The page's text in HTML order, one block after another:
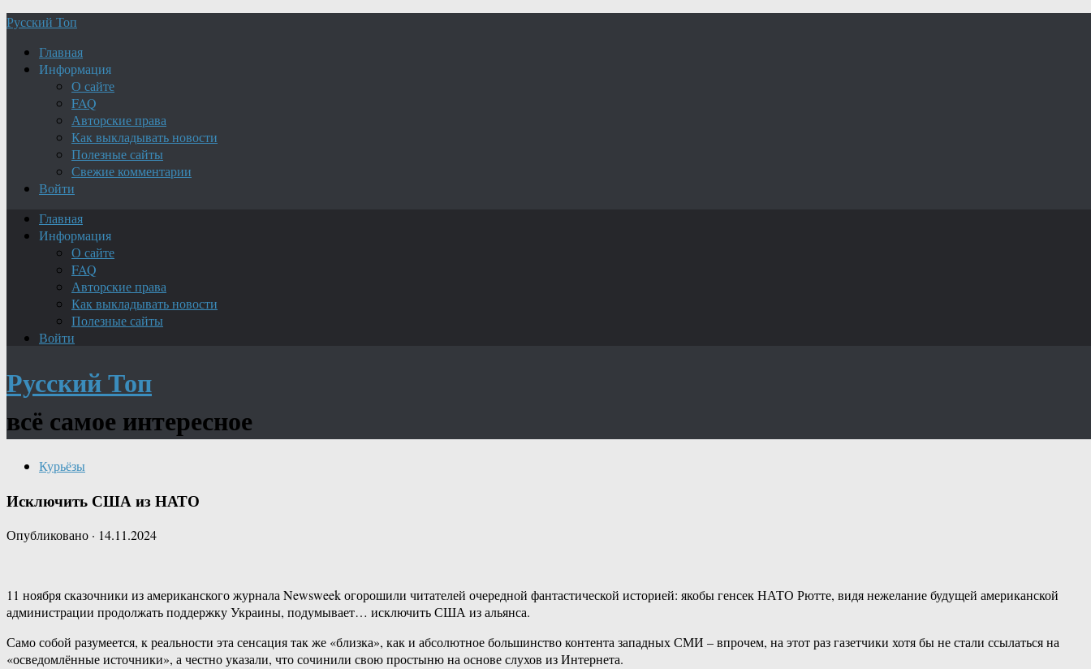
Русский Топ
Главная
Информация
О сайте
FAQ
Авторские права
Как выкладывать новости
Полезные сайты
Свежие комментарии
Войти
Главная
Информация
О сайте
FAQ
Авторские права
Как выкладывать новости
Полезные сайты
Войти
Русский Топ
всё самое интересное
Курьёзы
Исключить США из НАТО
Опубликовано · 14.11.2024
11 ноября сказочники из американского журнала Newsweek огорошили читателей очередной фантастической историей: якобы генсек НАТО Рютте, видя нежелание будущей американской
администрации продолжать поддержку Украины, подумывает… исключить США из альянса.
Само собой разумеется, к реальности эта сенсация так же «близка», как и абсолютное большинство контента западных СМИ – впрочем, на этот раз газетчики хотя бы не стали ссылаться на
«осведомлённые источники», а честно указали, что сочинили свою простыню на основе слухов из Интернета.